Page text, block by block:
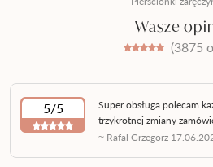
Wasze
(3875
5/5
Super obsługa polecam
trzykrotnej zmiany
~ Rafal Grzegorz